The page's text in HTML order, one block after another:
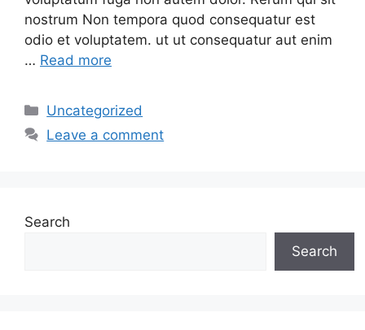
nostrum Non tempora quod consequatur est
odio et voluptatem. ut ut consequatur aut enim
… Read more
Categories
Uncategorized
Leave a comment
Search
Search